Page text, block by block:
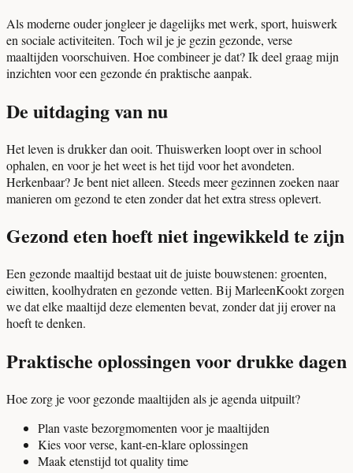
Als moderne ouder jongleer je dagelijks met werk, sport, huiswerk
en sociale activiteiten. Toch wil je je gezin gezonde, verse
maaltijden voorschuiven. Hoe combineer je dat? Ik deel graag mijn
inzichten voor een gezonde én praktische aanpak.
De uitdaging van nu
Het leven is drukker dan ooit. Thuiswerken loopt over in school
ophalen, en voor je het weet is het tijd voor het avondeten.
Herkenbaar? Je bent niet alleen. Steeds meer gezinnen zoeken naar
manieren om gezond te eten zonder dat het extra stress oplevert.
Gezond eten hoeft niet ingewikkeld te zijn
Een gezonde maaltijd bestaat uit de juiste bouwstenen: groenten,
eiwitten, koolhydraten en gezonde vetten. Bij MarleenKookt zorgen
we dat elke maaltijd deze elementen bevat, zonder dat jij erover na
hoeft te denken.
Praktische oplossingen voor drukke dagen
Hoe zorg je voor gezonde maaltijden als je agenda uitpuilt?
Plan vaste bezorgmomenten voor je maaltijden
Kies voor verse, kant-en-klare oplossingen
Maak etenstijd tot quality time